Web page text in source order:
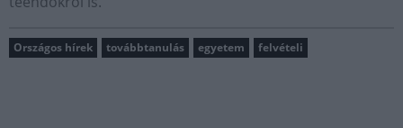
Országos hírek továbbtanulás egyetem felvételi